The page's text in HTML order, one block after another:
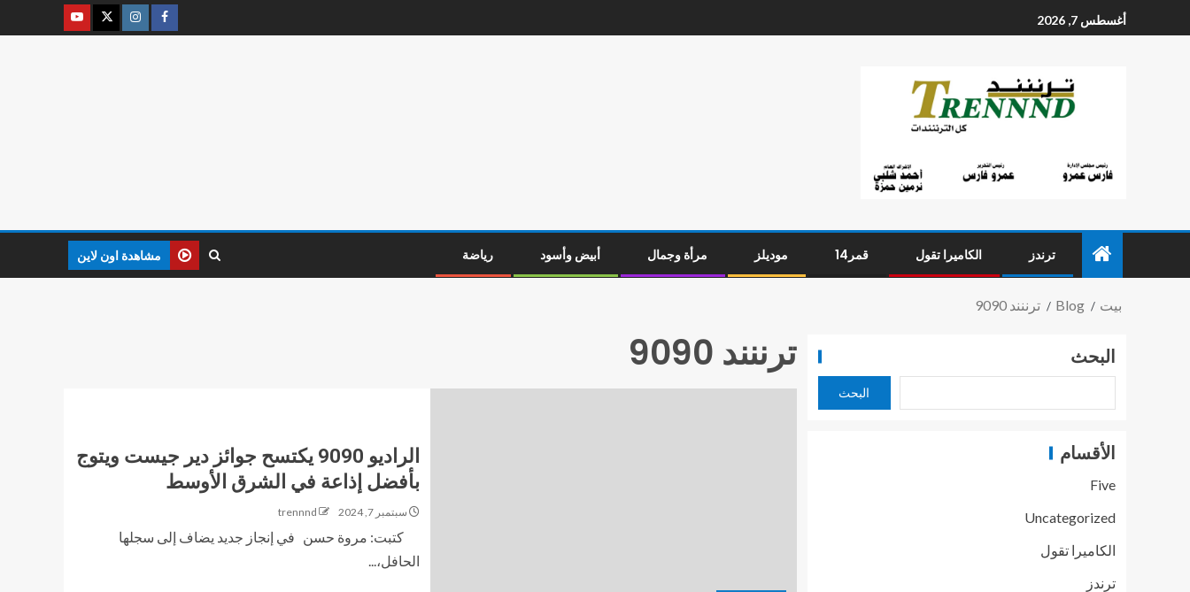
أغسطس 7, 2026
ترندز الكاميرا تقول قمر14 موديلز مرأة وجمال أبيض وأسود رياضة مشاهدة اون لاين
بيت Blog ترننند 9090
ترننند 9090
الراديو 9090 يكتسح جوائز دير جيست ويتوج
بأفضل إذاعة في الشرق الأوسط
سبتمبر 7, 2024 trennnd
كتبت: مروة حسن في إنجاز جديد يضاف إلى سجلها
الحافل،...
البحث
البحث
الأقسام
Five
Uncategorized
الكاميرا تقول
ترندز